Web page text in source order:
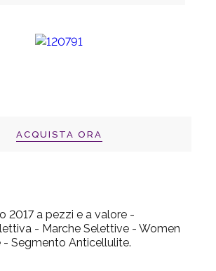
ACQUISTA ORA
2017 a pezzi e a valore -
- Marche Selettive - Women
- Segmento Anticellulite.